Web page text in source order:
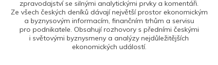
zpravodajství se silnými analytickými prvky a komentáři.
Ze všech českých deníků dávají největší prostor ekonomickým
a byznysovým informacím, finančním trhům a servisu
pro podnikatele. Obsahují rozhovory s předními českými
i světovými byznysmeny a analýzy nejdůležitějších
ekonomických událostí.